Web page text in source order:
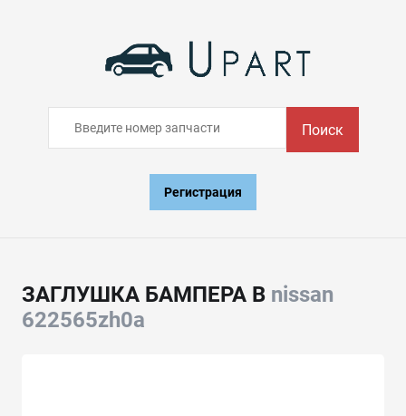
Поиск
Регистрация
ЗАГЛУШКА БАМПЕРА В nissan
622565zh0a